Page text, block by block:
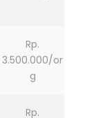
Rp.
3.500.000/or
g
Rp.